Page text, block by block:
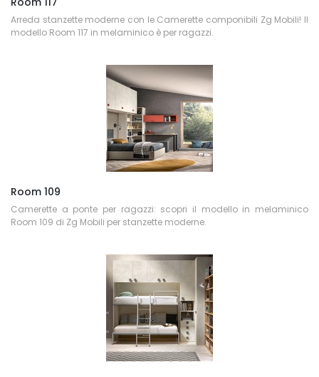
Arreda stanzette moderne con le Camerette componibili Zg Mobili! Il
modello Room 117 in melaminico è per ragazzi.
Room 109
Camerette a ponte per ragazzi: scopri il modello in melaminico
Room 109 di Zg Mobili per stanzette moderne.